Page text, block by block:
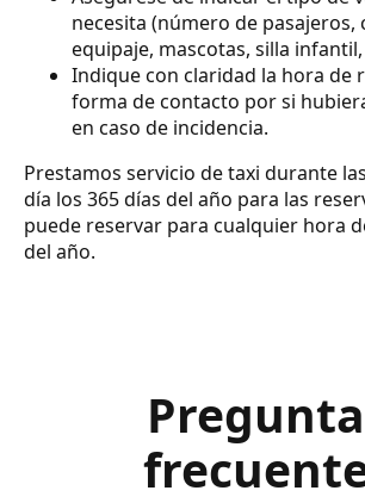
necesita (número de pasajeros,
equipaje, mascotas, silla infantil,
Indique con claridad la hora de
forma de contacto por si
en caso de incidencia.
Prestamos servicio de taxi durante
día los 365 días del año para las
puede reservar para cualquier hora
del año.